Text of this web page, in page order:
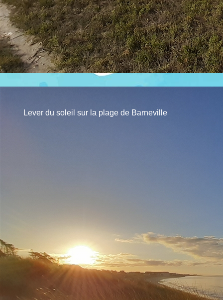
Lever du soleil sur la plage de Barneville